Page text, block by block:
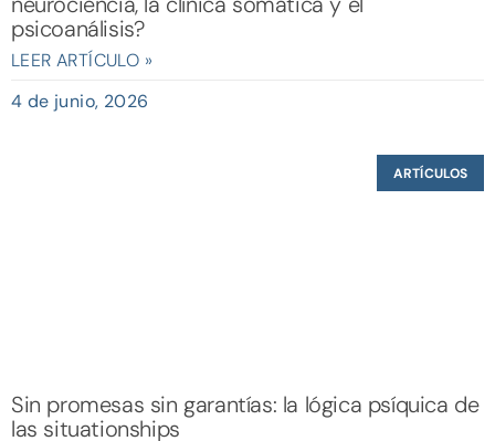
psicoanálisis?
LEER ARTÍCULO »
4 de junio, 2026
ARTÍCULOS
Sin promesas sin garantías: la lógica psíquica de
las situationships